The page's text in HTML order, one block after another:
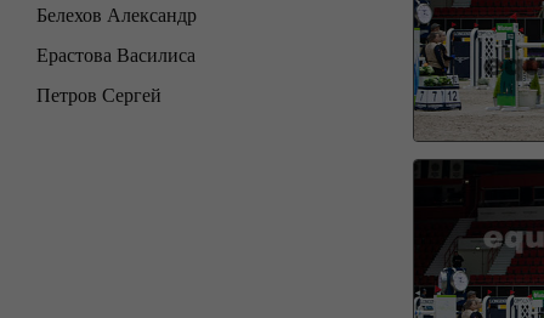
Белехов Александр
Ерастова Василиса
Петров Сергей